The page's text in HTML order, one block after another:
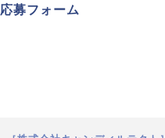
応募フォーム